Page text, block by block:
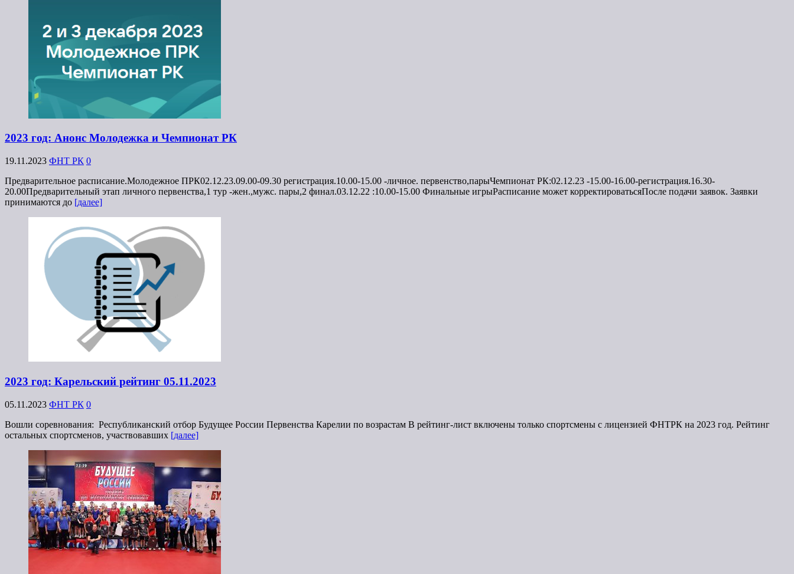
2023 год: Анонс Молодежка и Чемпионат РК
19.11.2023 ФНТ РК 0
Предварительное расписание.Молодежное ПРК02.12.23.09.00-09.30 регистрация.10.00-15.00 -личное. первенство,парыЧемпионат РК:02.12.23 -15.00-16.00-регистрация.16.30-
20.00Предварительный этап личного первенства,1 тур -жен.,мужс. пары,2 финал.03.12.22 :10.00-15.00 Финальные игрыРасписание может корректироватьсяПосле подачи заявок. Заявки
принимаются до [далее]
2023 год: Карельский рейтинг 05.11.2023
05.11.2023 ФНТ РК 0
Вошли соревнования: Республиканский отбор Будущее России Первенства Карелии по возрастам В рейтинг-лист включены только спортсмены с лицензией ФНТРК на 2023 год. Рейтинг
остальных спортсменов, участвовавших [далее]